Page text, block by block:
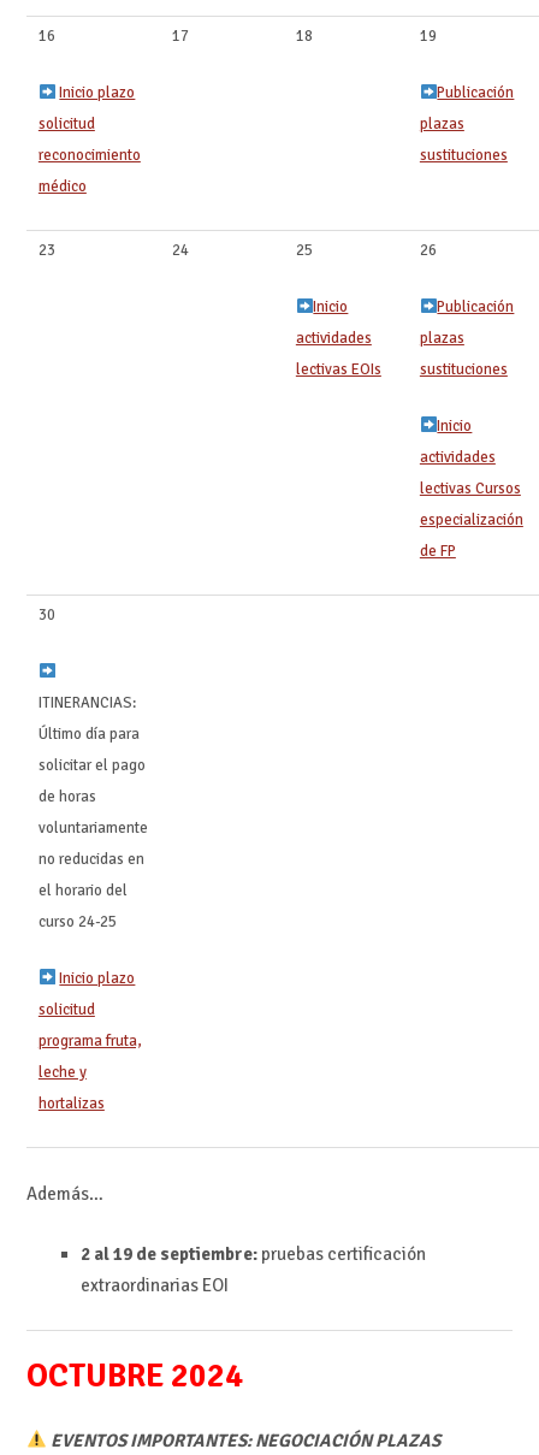
16
Inicio plazo
solicitud
reconocimiento
médico
17 18 19
Publicación
plazas
sustituciones
23 24 25
Inicio
actividades
lectivas EOIs
26
Publicación
plazas
sustituciones
Inicio
actividades
lectivas Cursos
especialización
de FP
30
ITINERANCIAS:
Último día para
solicitar el pago
de horas
voluntariamente
no reducidas en
el horario del
curso 24-25
Inicio plazo
solicitud
programa fruta,
leche y
hortalizas
Además…
2 al 19 de septiembre:pruebas certificación
extraordinarias EOI
OCTUBRE 2024
EVENTOS IMPORTANTES: NEGOCIACIÓN PLAZAS